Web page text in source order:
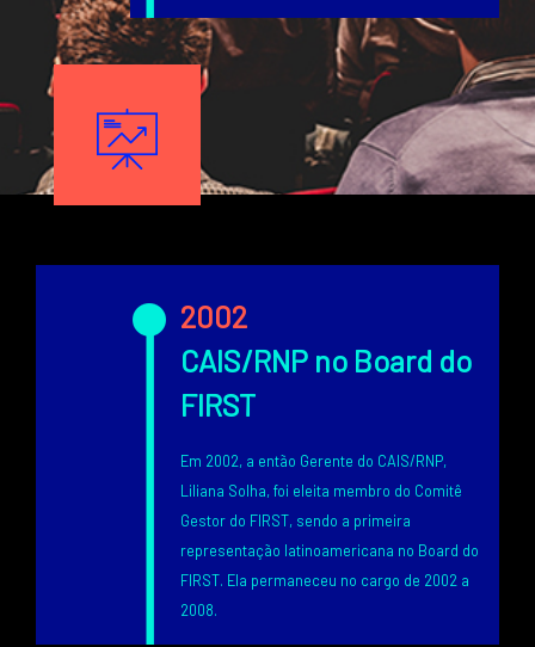
Texto
2002
CAIS/RNP no Board do
FIRST
Em 2002, a então Gerente do CAIS/RNP,
Liliana Solha, foi eleita membro do Comitê
Gestor do FIRST, sendo a primeira
representação latinoamericana no Board do
FIRST. Ela permaneceu no cargo de 2002 a
2008.